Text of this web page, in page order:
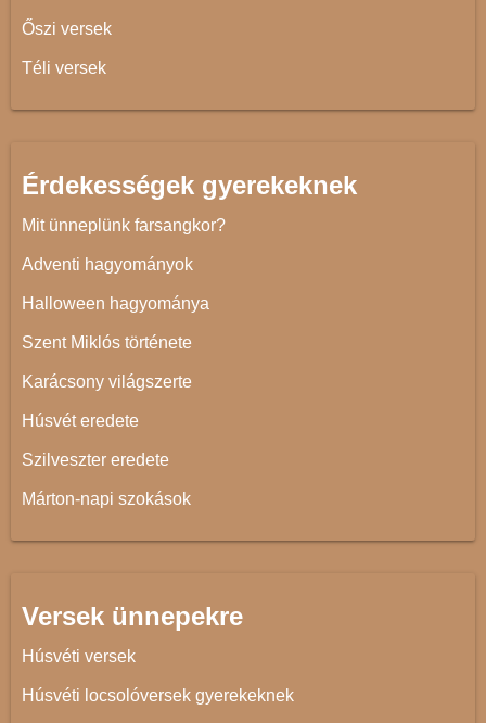
Őszi versek
Téli versek
Érdekességek gyerekeknek
Mit ünneplünk farsangkor?
Adventi hagyományok
Halloween hagyománya
Szent Miklós története
Karácsony világszerte
Húsvét eredete
Szilveszter eredete
Márton-napi szokások
Versek ünnepekre
Húsvéti versek
Húsvéti locsolóversek gyerekeknek